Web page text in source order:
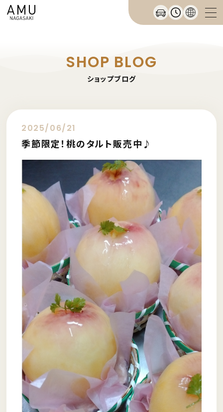
SHOP BLOG
ショップブログ
2025/06/21
季節限定！桃のタルト販売中♪